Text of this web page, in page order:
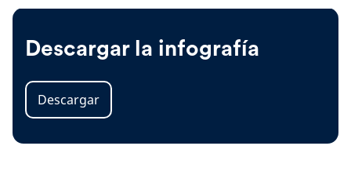
Descargar la infografía
Descargar